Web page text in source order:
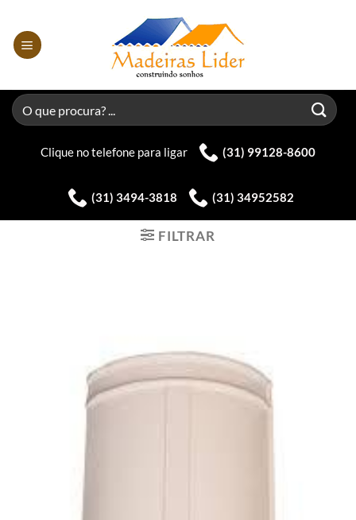
content
Pesquisar
por:
Clique no telefone para ligar (31) 99128-8600
(31) 3494-3818 (31) 34952582
FILTRAR